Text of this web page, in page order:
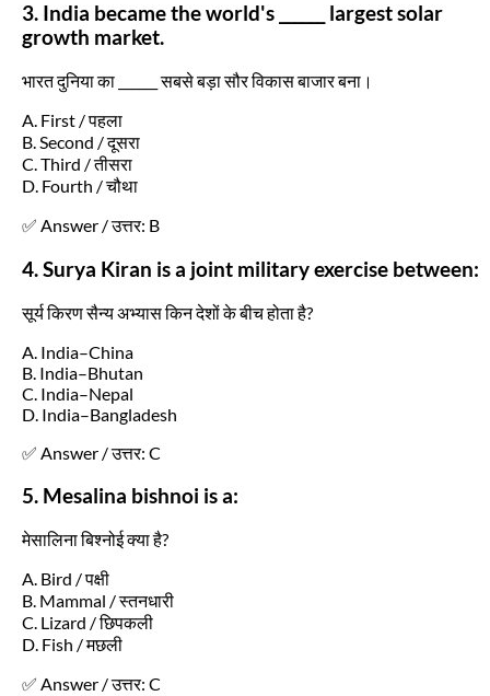
3. India became the world's ______ largest solar
growth market.
भारत दुनिया का ______ सबसे बड़ा सौर विकास बाजार बना।
A. First / पहला
B. Second / दूसरा
C. Third / तीसरा
D. Fourth / चौथा
✅ Answer / उत्तर: B
4. Surya Kiran is a joint military exercise between:
सूर्य किरण सैन्य अभ्यास किन देशों के बीच होता है?
A. India–China
B. India–Bhutan
C. India–Nepal
D. India–Bangladesh
✅ Answer / उत्तर: C
5. Mesalina bishnoi is a:
मेसालिना बिश्नोई क्या है?
A. Bird / पक्षी
B. Mammal / स्तनधारी
C. Lizard / छिपकली
D. Fish / मछली
✅ Answer / उत्तर: C